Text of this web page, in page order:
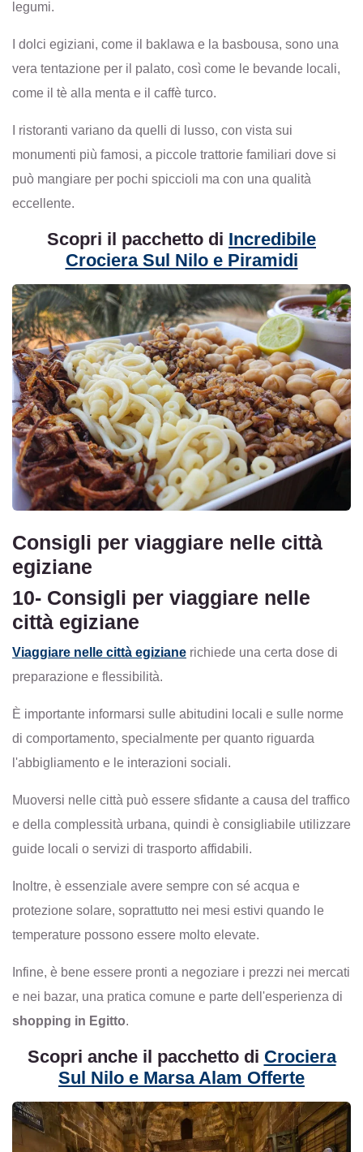
legumi.
I dolci egiziani, come il baklawa e la basbousa, sono una
vera tentazione per il palato, così come le bevande locali,
come il tè alla menta e il caffè turco.
I ristoranti variano da quelli di lusso, con vista sui
monumenti più famosi, a piccole trattorie familiari dove si
può mangiare per pochi spiccioli ma con una qualità
eccellente.
Scopri il pacchetto di Incredibile
Crociera Sul Nilo e Piramidi
Consigli per viaggiare nelle città
egiziane
10- Consigli per viaggiare nelle
città egiziane
Viaggiare nelle città egiziane richiede una certa dose di
preparazione e flessibilità.
È importante informarsi sulle abitudini locali e sulle norme
di comportamento, specialmente per quanto riguarda
l'abbigliamento e le interazioni sociali.
Muoversi nelle città può essere sfidante a causa del traffico
e della complessità urbana, quindi è consigliabile utilizzare
guide locali o servizi di trasporto affidabili.
Inoltre, è essenziale avere sempre con sé acqua e
protezione solare, soprattutto nei mesi estivi quando le
temperature possono essere molto elevate.
Infine, è bene essere pronti a negoziare i prezzi nei mercati
e nei bazar, una pratica comune e parte dell'esperienza di
shopping in Egitto.
Scopri anche il pacchetto di Crociera
Sul Nilo e Marsa Alam Offerte